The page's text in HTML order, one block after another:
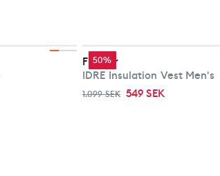
50%
Fischer
IDRE Insulation Vest Men's
1.099 SEK 549 SEK